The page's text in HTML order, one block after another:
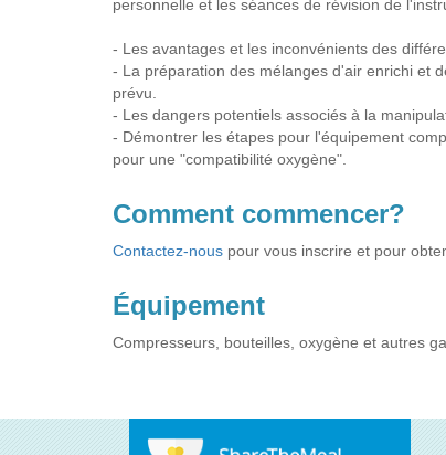
personnelle et les séances de révision de
- Les avantages et les inconvénients des
- La préparation des mélanges d'air enrichi et
prévu.
- Les dangers potentiels associés à la
- Démontrer les étapes pour l'équipement
pour une "compatibilité oxygène".
Comment commencer?
Contactez-nous pour vous inscrire et pour
Équipement
Compresseurs, bouteilles, oxygène et autres